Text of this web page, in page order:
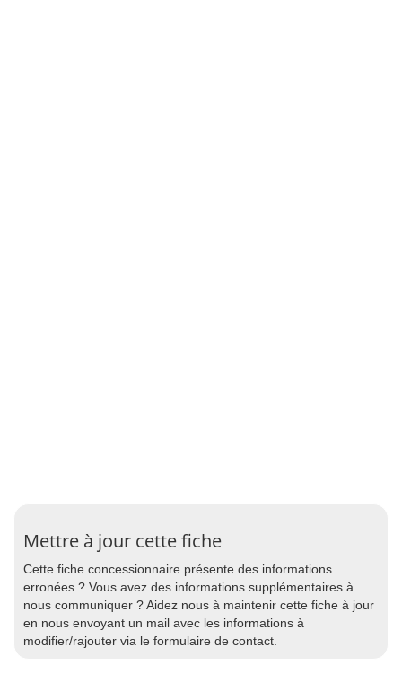
Mettre à jour cette fiche
Cette fiche concessionnaire présente des informations
erronées ? Vous avez des informations supplémentaires à
nous communiquer ? Aidez nous à maintenir cette fiche à jour
en nous envoyant un mail avec les informations à
modifier/rajouter via le formulaire de contact.